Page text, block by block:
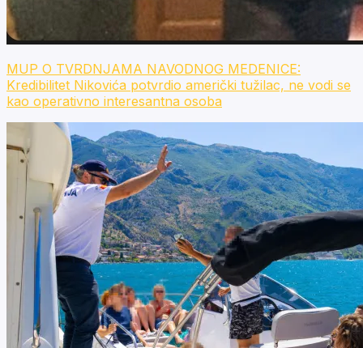
MUP O TVRDNJAMA NAVODNOG MEDENICE:
Kredibilitet Nikovića potvrdio američki tužilac, ne vodi se
kao operativno interesantna osoba